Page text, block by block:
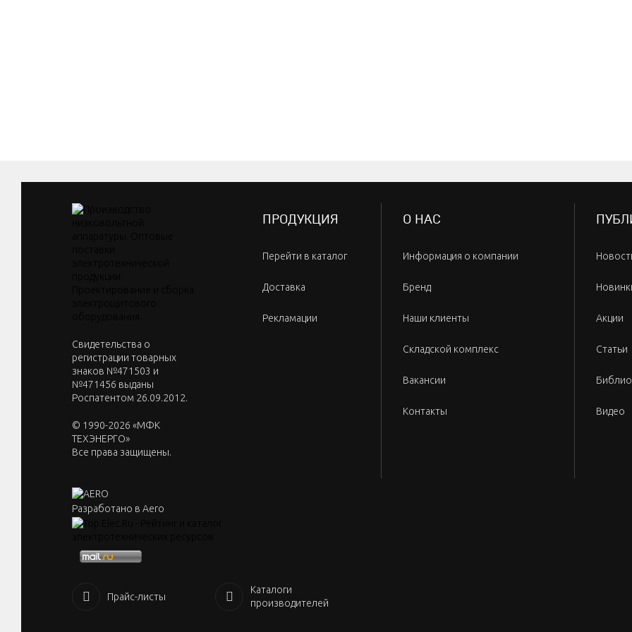
Cвидетельства о
регистрации товарных
знаков №471503 и
№471456 выданы
Роспатентом 26.09.2012.
© 1990-2026 «МФК
ТЕХЭНЕРГО»
Все права защищены.
Разработано в Aero
ПРОДУКЦИЯ
Перейти в каталог
Доставка
Рекламации
О НАС
Информация о компании
Бренд
Наши клиенты
Складской комплекс
Вакансии
Контакты
Акции
Статьи
Видео
Прайс-листы
Каталоги
производителей